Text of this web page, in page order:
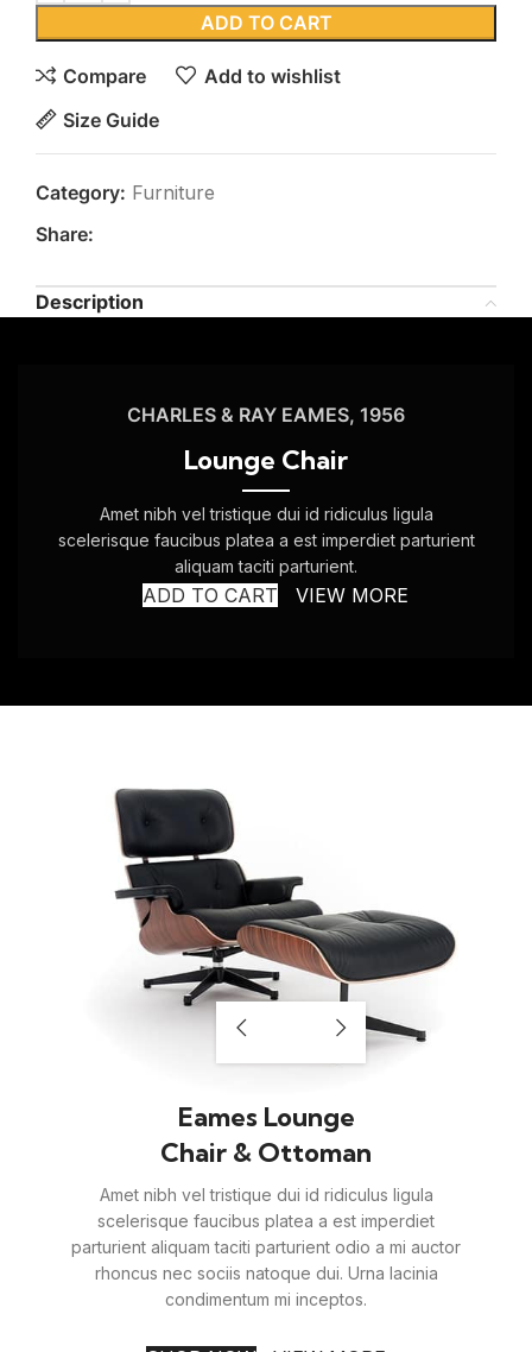
ADD TO CART
Compare
Add to wishlist
Size Guide
Category: Furniture
Share:
Description
CHARLES & RAY EAMES, 1956
Lounge Chair
Amet nibh vel tristique dui id ridiculus ligula
scelerisque faucibus platea a est imperdiet parturient
aliquam taciti parturient.
ADD TO CART VIEW MORE
Eames Lounge
Chair & Ottoman
Amet nibh vel tristique dui id ridiculus ligula
scelerisque faucibus platea a est imperdiet
parturient aliquam taciti parturient odio a mi auctor
rhoncus nec sociis natoque dui. Urna lacinia
condimentum mi inceptos.